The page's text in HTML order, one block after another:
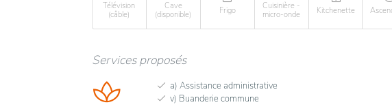
Télévision
(câble)
Cave
(disponible)
Frigo
Cuisinière -
micro-onde
Kitchenette
Services proposés
a) Assistance administrative
v) Buanderie commune